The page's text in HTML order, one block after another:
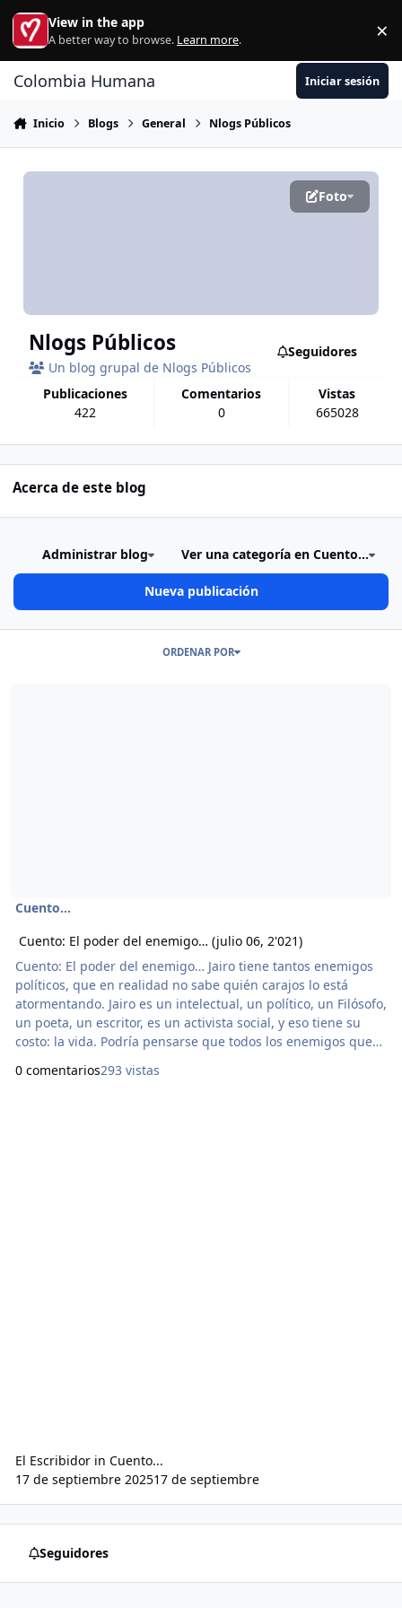
Ir al contenido
View in the app
A better way to browse. Learn more. ×
Colombia Humana Iniciar sesión
Inicio Blogs General Nlogs Públicos
Foto
Nlogs Públicos
Un blog grupal de Nlogs Públicos
publicaciones
422
comentarios
0
vistas
665028
Seguidores
Acerca de este blog
Administrar blog Ver una categoría en Cuento...
Nueva publicación
ORDENAR POR
Cuento...
Cuento: El poder del enemigo… (julio 06, 2'021)
Cuento: El poder del enemigo… Jairo tiene tantos enemigos
políticos, que en realidad no sabe quién carajos lo está
atormentando. Jairo es un intelectual, un político, un Filósofo,
un poeta, un escritor, es un activista social, y eso tiene su
costo: la vida. Podría pensarse que todos los enemigos que
contra Jairo para enseñarle que el poder es el poder. Quizá
0 comentarios293 vistas
El Escribidorin Cuento...
17 de septiembre 202517 de septiembre
Seguidores